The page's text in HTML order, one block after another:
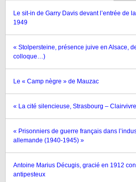
Le sit-in de Garry Davis devant l’entrée de
1949
« Stolpersteine, présence juive en Alsace,
colloque…)
Le « Camp nègre » de Mauzac
« La cité silencieuse, Strasbourg –
« Prisonniers de guerre français dans
allemande (1940-1945) »
Antoine Marius Décugis, gracié en 1912
antipesteux